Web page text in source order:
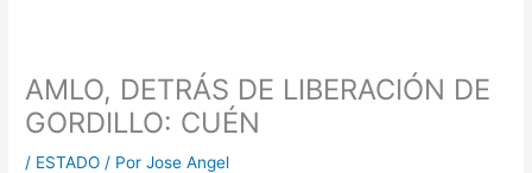
AMLO, DETRÁS DE LIBERACIÓN DE
GORDILLO: CUÉN
/ ESTADO / PorJose Angel